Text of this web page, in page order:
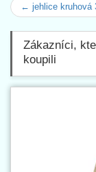
← jehlice kruhová
Zákazníci,
koupili